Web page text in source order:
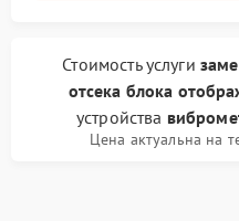
Стоимость услуги
отсека блока
устройства
Цена актуальна на